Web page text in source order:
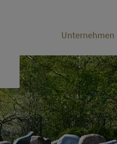
Unternehmen